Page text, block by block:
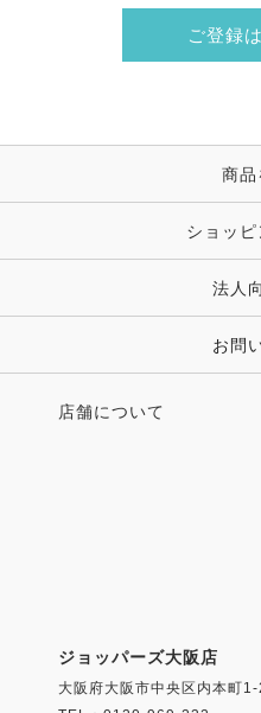
ご登録
商品
ショッピ
法人
お問
店舗について
ジョッパーズ大阪店
大阪府大阪市中央区内本町